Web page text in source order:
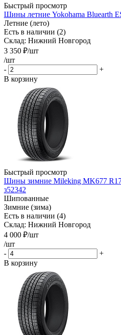
Быстрый просмотр
Шины летние Yokohama Bluearth
Летние (лето)
Есть в наличии (2)
Склад: Нижний Новгород
3 350 ₽/шт
/шт
-
+
В корзину
Быстрый просмотр
Шины зимние Mileking MK677
з52342
Шипованные
Зимние (зима)
Есть в наличии (4)
Склад: Нижний Новгород
4 000 ₽/шт
/шт
-
+
В корзину